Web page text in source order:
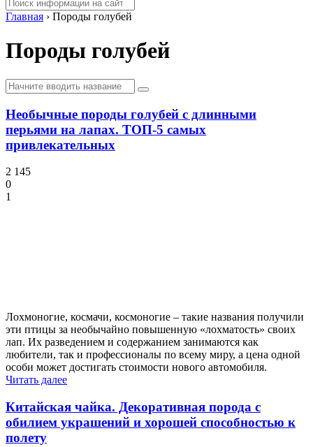
Главная › Породы голубей
Породы голубей
Необычные породы голубей с длинными
перьями на лапах. ТОП-5 самых
привлекательных
2 145
0
1
Лохмоногие, космачи, космоногие – такие названия получили
эти птицы за необычайно повышенную «лохматость» своих
лап. Их разведением и содержанием занимаются как
любители, так и профессионалы по всему миру, а цена одной
особи может достигать стоимости нового автомобиля.
Читать далее
Китайская чайка. Декоративная порода с
обилием украшений и хорошей способностью к
полету